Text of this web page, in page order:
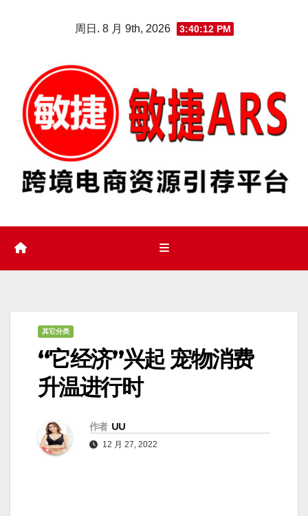
周日. 8 月 9th, 2026 3:40:13 PM
其它分类
“它经济”兴起 宠物消费
升温进行时
作者 UU
12 月 27, 2022